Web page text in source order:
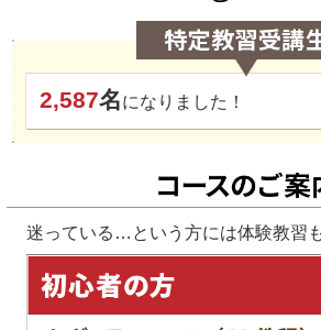
2,587名になりました！
迷っている…という方には体験教習